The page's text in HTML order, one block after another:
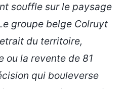
souffle sur le paysage
groupe belge Colruyt
du territoire,
ou la revente de 81
qui bouleverse